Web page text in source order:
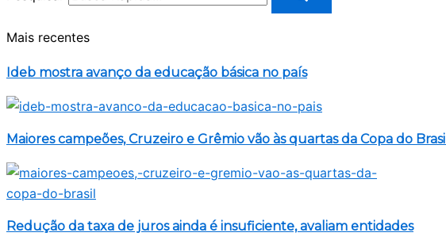
Mais recentes
Ideb mostra avanço da educação básica no país
Maiores campeões, Cruzeiro e Grêmio vão às quartas da Copa do Brasil
Redução da taxa de juros ainda é insuficiente, avaliam entidades